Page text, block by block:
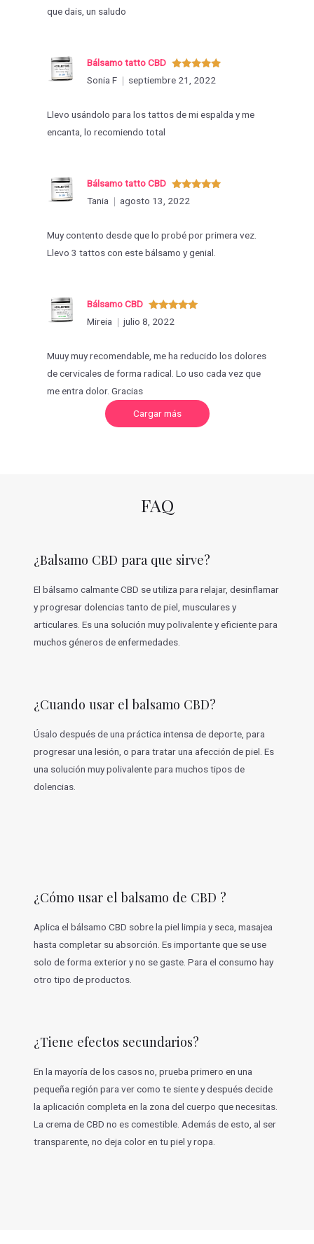
que dais, un saludo
Valorado
con 5de 5
Bálsamo tatto CBD
Sonia F
septiembre 21, 2022
Llevo usándolo para los tattos de mi espalda y me
encanta, lo recomiendo total
Valorado
con
Bálsamo tatto CBD
Tania
agosto 13, 2022
Muy contento desde que lo probé por primera vez.
Llevo 3 tattos con este bálsamo y genial.
Valorado
con5de 5
Bálsamo CBD
Mireia
julio 8, 2022
Muuy muy recomendable, me ha reducido los dolores
de cervicales de forma radical. Lo uso cada vez que
me entra dolor. Gracias
Cargar másC
r
i
o
e
s
FAQ
¿Balsamo CBD para que sirve?
El bálsamo calmante CBD se utiliza para relajar, desinflamar
y progresar dolencias tanto de piel, musculares y
articulares. Es una solución muy polivalente y eficiente para
muchos géneros de enfermedades.
¿Cuando usar el balsamo CBD?
Úsalo después de una práctica intensa de deporte, para
progresar una lesión, o para tratar una afección de piel. Es
una solución muy polivalente para muchos tipos de
dolencias.
¿Cómo usar el balsamo de CBD ?
Aplica el bálsamo CBD sobre la piel limpia y seca, masajea
hasta completar su absorción. Es importante que se use
solo de forma exterior y no se gaste. Para el consumo hay
otro tipo de productos.
¿Tiene efectos secundarios?
En la mayoría de los casos no, prueba primero en una
pequeña región para ver como te siente y después decide
la aplicación completa en la zona del cuerpo que necesitas.
La crema de CBD no es comestible. Además de esto, al ser
transparente, no deja color en tu piel y ropa.